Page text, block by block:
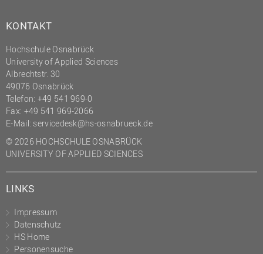
KONTAKT
Hochschule Osnabrück
University of Applied Sciences
Albrechtstr. 30
49076 Osnabrück
Telefon: +49 541 969-0
Fax: +49 541 969-2066
E-Mail: servicedesk@hs-osnabrueck.de
© 2026 HOCHSCHULE OSNABRÜCK
UNIVERSITY OF APPLIED SCIENCES
LINKS
Impressum
Datenschutz
HS Home
Personensuche